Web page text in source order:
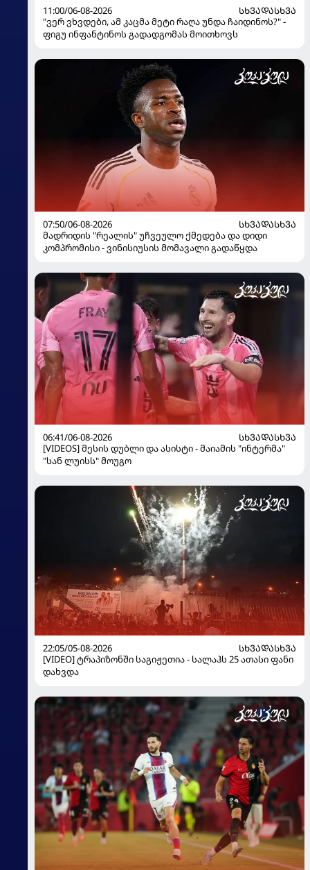
11:00/06-08-2026
ᲡᲮᲕᲐᲓᲐᲡᲮᲕᲐ
"ვერ ვხვდები, ამ კაცმა მეტი რაღა უნდა ჩაიდინოს?" -
ფიგუ ინფანტინოს გადადგომას მოითხოვს
07:50/06-08-2026
ᲡᲮᲕᲐᲓᲐᲡᲮᲕᲐ
მადრიდის "რეალის" უჩვეულო ქმედება და დიდი
კომპრომისი - ვინისიუსის მომავალი გადაწყდა
06:41/06-08-2026
ᲡᲮᲕᲐᲓᲐᲡᲮᲕᲐ
[VIDEOS] მესის დუბლი და ასისტი - მაიამის "ინტერმა"
"სან ლუისს" მოუგო
22:05/05-08-2026
ᲡᲮᲕᲐᲓᲐᲡᲮᲕᲐ
[VIDEO] ტრაპიზონში საგიჟეთია - სალაჰს 25 ათასი ფანი
დახვდა